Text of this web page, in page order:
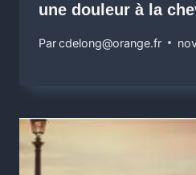
une douleur à la
Parcdelong@orange.fr